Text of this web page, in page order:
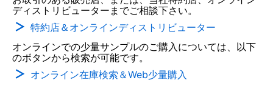
ディストリビューターまでご相談下さい。
特約店＆オンラインディストリビューター
オンラインでの少量サンプルのご購入については、以下
のボタンから検索が可能です。
オンライン在庫検索＆Web少量購入